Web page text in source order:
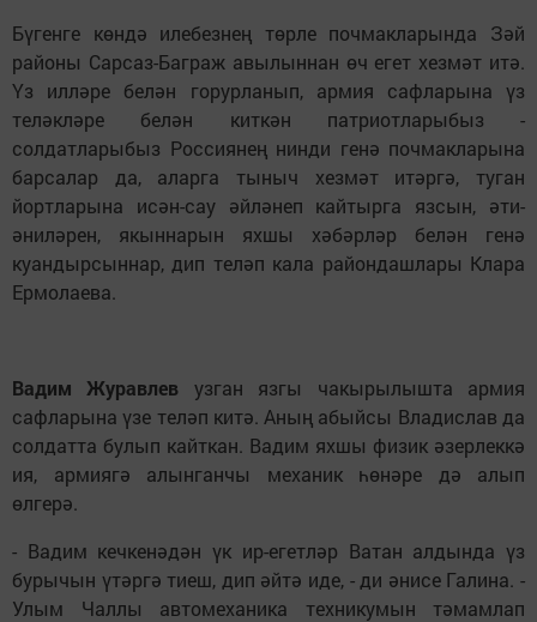
Бүгенге көндә илебезнең төрле почмакларында Зәй
районы Сарсаз-Баграж авылыннан өч егет хезмәт итә.
Үз илләре белән горурланып, армия сафларына үз
теләкләре белән киткән патриотларыбыз -
солдатларыбыз Россиянең нинди генә почмакларына
барсалар да, аларга тыныч хезмәт итәргә, туган
йортларына исән-сау әйләнеп кайтырга язсын, әти-
әниләрен, якыннарын яхшы хәбәрләр белән генә
куандырсыннар, дип теләп кала райондашлары Клара
Ермолаева.
Вадим Журавлев узган язгы чакырылышта армия
сафларына үзе теләп китә. Аның абыйсы Владислав да
солдатта булып кайткан. Вадим яхшы физик әзерлеккә
ия, армиягә алынганчы механик һөнәре дә алып
өлгерә.
- Вадим кечкенәдән үк ир-егетләр Ватан алдында үз
бурычын үтәргә тиеш, дип әйтә иде, - ди әнисе Галина. -
Улым Чаллы автомеханика техникумын тәмамлап